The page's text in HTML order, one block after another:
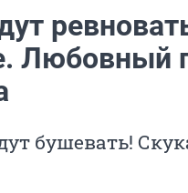
Любовный
бушевать!